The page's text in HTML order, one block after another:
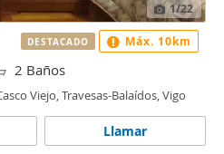
1/22
2 Baños
Viejo, Travesas-Balaídos, Vigo
Llamar
DESTACADO Máx. 10km